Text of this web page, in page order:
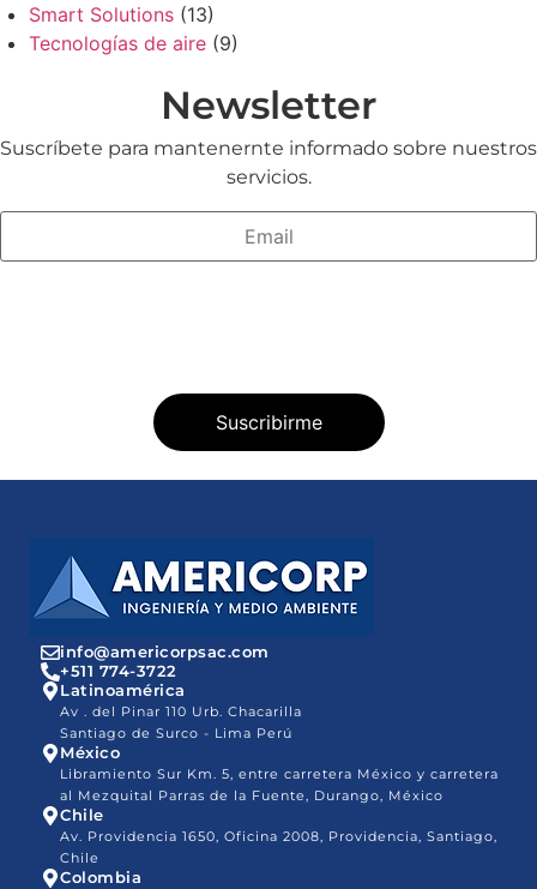
Smart Solutions (13)
Tecnologías de aire (9)
Newsletter
Suscríbete para mantenernte informado sobre nuestros
servicios.
info@americorpsac.com
+511 774-3722
Latinoamérica
Av . del Pinar 110 Urb. Chacarilla
Santiago de Surco - Lima Perú
México
Libramiento Sur Km. 5, entre carretera México y carretera
al Mezquital Parras de la Fuente, Durango, México
Chile
Av. Providencia 1650, Oficina 2008, Providencia, Santiago,
Chile
Colombia